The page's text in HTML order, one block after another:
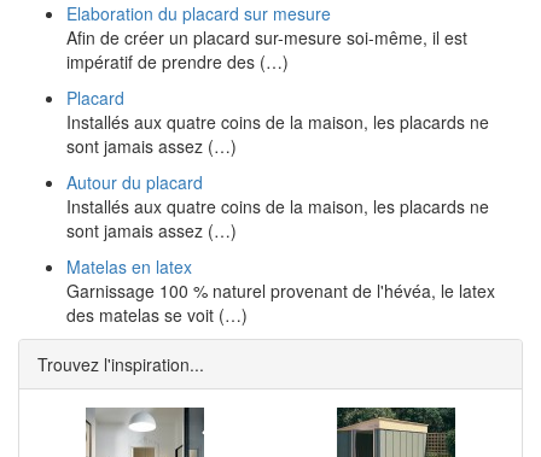
Elaboration du placard sur mesure
Afin de créer un placard sur-mesure soi-même, il est
impératif de prendre des (…)
Placard
Installés aux quatre coins de la maison, les placards ne
sont jamais assez (…)
Autour du placard
Installés aux quatre coins de la maison, les placards ne
sont jamais assez (…)
Matelas en latex
Garnissage 100 % naturel provenant de l'hévéa, le latex
des matelas se voit (…)
Trouvez l'inspiration...